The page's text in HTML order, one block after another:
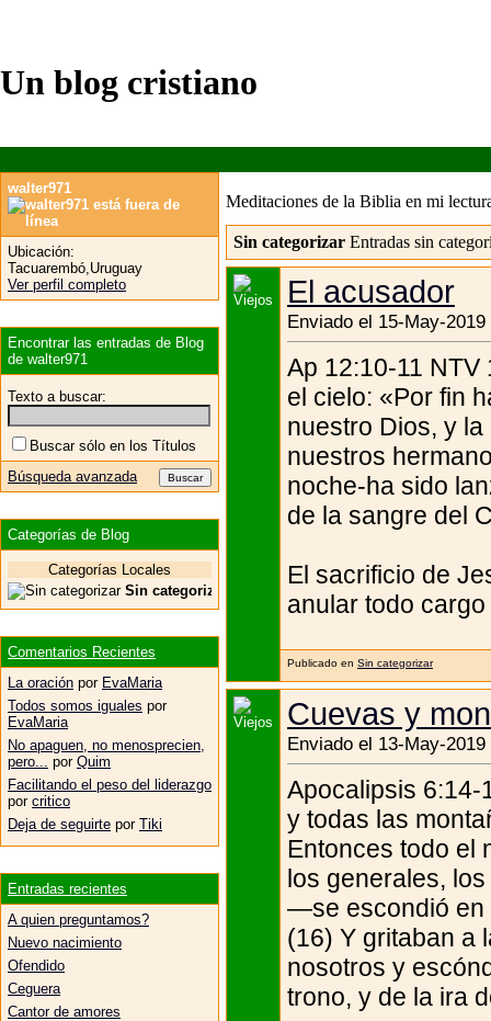
Un blog cristiano
Meditaciones de la Biblia en mi
Sin categorizar Entradas sin
El acusador
Enviado el 15-May-
Ap 12:10-11
el cielo: «Por fin
nuestro Dios, y
nuestros
noche-ha sido
de la sangre del
El sacrificio de
anular todo
Publicado en Sin categorizar
Cuevas y
Enviado el 13-May-
Apocalipsis 6:14-
y todas las
Entonces todo el
los generales,
—se escondió en
(16) Y gritaban a
nosotros y
trono, y de la ira
walter971
Ubicación:
Tacuarembó,Uruguay
Ver perfil completo
Encontrar las entradas de Blog
de walter971
Texto a buscar:
Buscar sólo en los Títulos
Búsqueda avanzada
Categorías de Blog
Categorías Locales
Sin categorizar
Comentarios Recientes
La oración por EvaMaria
Todos somos iguales por
EvaMaria
No apaguen, no menosprecien,
pero...
por Quim
Facilitando el peso del liderazgo
por critico
Deja de seguirte por Tiki
Entradas recientes
A quien preguntamos?
Nuevo nacimiento
Ofendido
Ceguera
Cantor de amores